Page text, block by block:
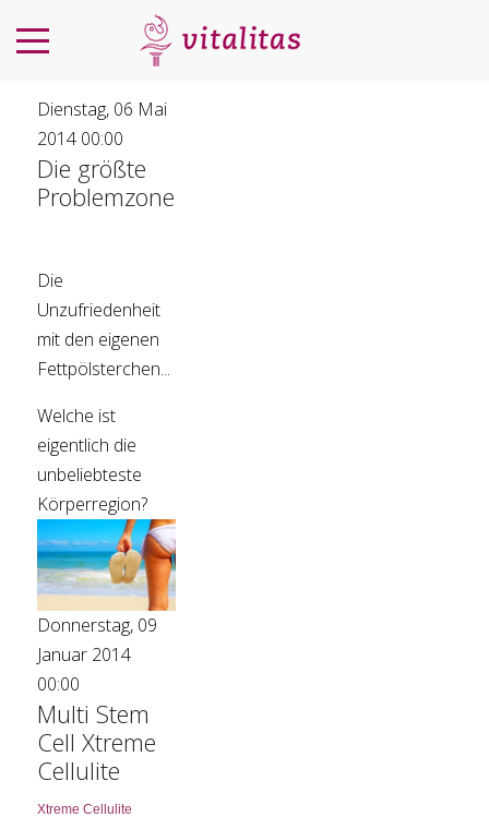
Dienstag, 06 Mai
2014 00:00
Die größte
Problemzone
Die
Unzufriedenheit
mit den eigenen
Fettpölsterchen...
Welche ist
eigentlich die
unbeliebteste
Körperregion?
Donnerstag, 09
Januar 2014
00:00
Multi Stem
Cell Xtreme
Cellulite
Xtreme Cellulite